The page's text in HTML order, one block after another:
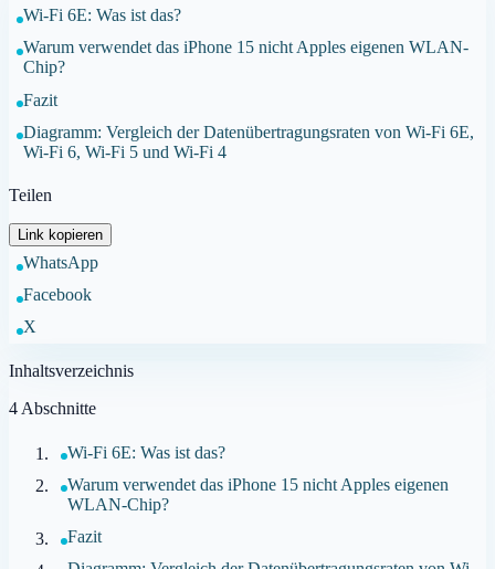
Wi-Fi 6E: Was ist das?
Warum verwendet das iPhone 15 nicht Apples eigenen WLAN-
Chip?
Fazit
Diagramm: Vergleich der Datenübertragungsraten von Wi-Fi 6E,
Wi-Fi 6, Wi-Fi 5 und Wi-Fi 4
Teilen
Link kopieren
WhatsApp
Facebook
X
Inhaltsverzeichnis
4 Abschnitte
Wi-Fi 6E: Was ist das?
Warum verwendet das iPhone 15 nicht Apples eigenen
WLAN-Chip?
Fazit